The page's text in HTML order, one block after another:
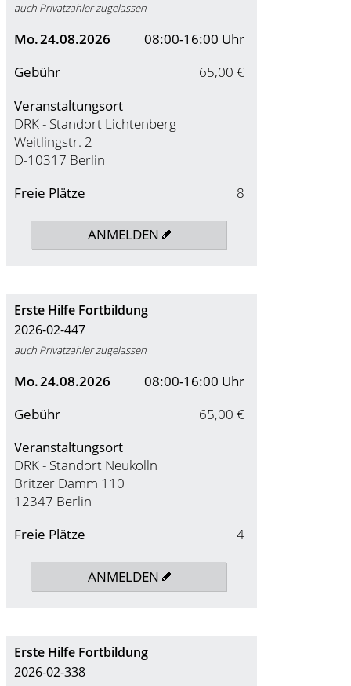
auch Privatzahler zugelassen
Mo.24.08.2026
08:00-16:00 Uhr
Gebühr
65,00 €
Veranstaltungsort
DRK - Standort Lichtenberg
Weitlingstr. 2
D-10317 Berlin
Freie Plätze
8
ANMELDEN
Erste Hilfe Fortbildung
2026-02-447
auch Privatzahler zugelassen
Mo.24.08.2026
08:00-16:00 Uhr
Gebühr
65,00 €
Veranstaltungsort
DRK - Standort Neukölln
Britzer Damm 110
12347 Berlin
Freie Plätze
4
ANMELDEN
Erste Hilfe Fortbildung
2026-02-338